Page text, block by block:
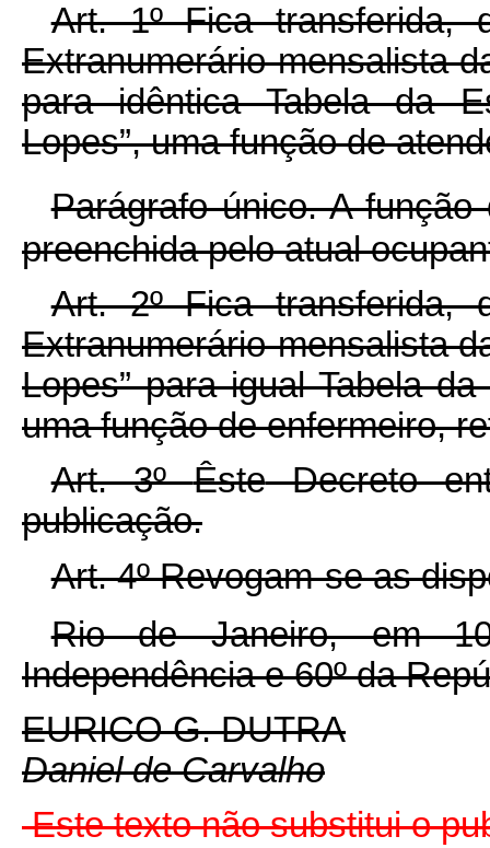
Art. 1º Fica transferida,
Extranumerário-mensalista
para idêntica Tabela da
Lopes”, uma função de
Parágrafo único. A
preenchida pelo atual
Art. 2º Fica transferida,
Extranumerário-mensalista
Lopes” para igual Tabela
uma função de enfermeiro,
Art. 3ºÊsteDecreto
publicação.
Art. 4º Revogam-se as
Rio de Janeiro, em
Independência e 60º da
EURICO G. DUTRA
Daniel de Carvalho
Este texto não substitui o